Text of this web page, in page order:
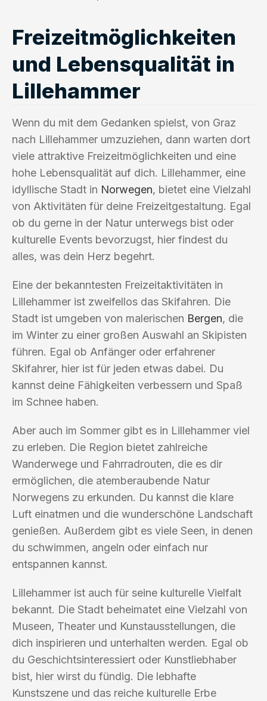
Freizeitmöglichkeiten
und Lebensqualität in
Lillehammer
Wenn du mit dem Gedanken spielst, von Graz
nach Lillehammer umzuziehen, dann warten dort
viele attraktive Freizeitmöglichkeiten und eine
hohe Lebensqualität auf dich. Lillehammer, eine
idyllische Stadt in Norwegen, bietet eine Vielzahl
von Aktivitäten für deine Freizeitgestaltung. Egal
ob du gerne in der Natur unterwegs bist oder
kulturelle Events bevorzugst, hier findest du
alles, was dein Herz begehrt.
Eine der bekanntesten Freizeitaktivitäten in
Lillehammer ist zweifellos das Skifahren. Die
Stadt ist umgeben von malerischen Bergen, die
im Winter zu einer großen Auswahl an Skipisten
führen. Egal ob Anfänger oder erfahrener
Skifahrer, hier ist für jeden etwas dabei. Du
kannst deine Fähigkeiten verbessern und Spaß
im Schnee haben.
Aber auch im Sommer gibt es in Lillehammer viel
zu erleben. Die Region bietet zahlreiche
Wanderwege und Fahrradrouten, die es dir
ermöglichen, die atemberaubende Natur
Norwegens zu erkunden. Du kannst die klare
Luft einatmen und die wunderschöne Landschaft
genießen. Außerdem gibt es viele Seen, in denen
du schwimmen, angeln oder einfach nur
entspannen kannst.
Lillehammer ist auch für seine kulturelle Vielfalt
bekannt. Die Stadt beheimatet eine Vielzahl von
Museen, Theater und Kunstausstellungen, die
dich inspirieren und unterhalten werden. Egal ob
du Geschichtsinteressiert oder Kunstliebhaber
bist, hier wirst du fündig. Die lebhafte
Kunstszene und das reiche kulturelle Erbe